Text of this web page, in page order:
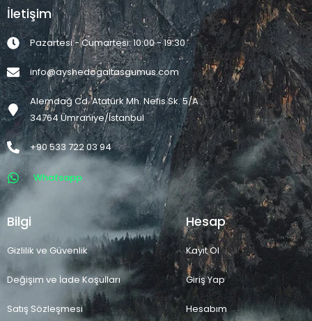
İletişim
Pazartesi - Cumartesi: 10:00 - 19:30
info@ayshedogaltasgumus.com
Alemdağ Cd. Atatürk Mh. Nefis Sk. 5/A
34764 Ümraniye/İstanbul
+90 533 722 03 94
Whatsapp
Bilgi
Gizlilik ve Güvenlik
Değişim ve İade Koşulları
Satış Sözleşmesi
Hesap
Kayıt Ol
Giriş Yap
Hesabım